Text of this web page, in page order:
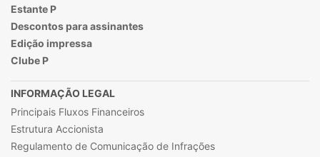
Estante P
Descontos para assinantes
Edição impressa
Clube P
INFORMAÇÃO LEGAL
Principais Fluxos Financeiros
Estrutura Accionista
Regulamento de Comunicação de Infrações